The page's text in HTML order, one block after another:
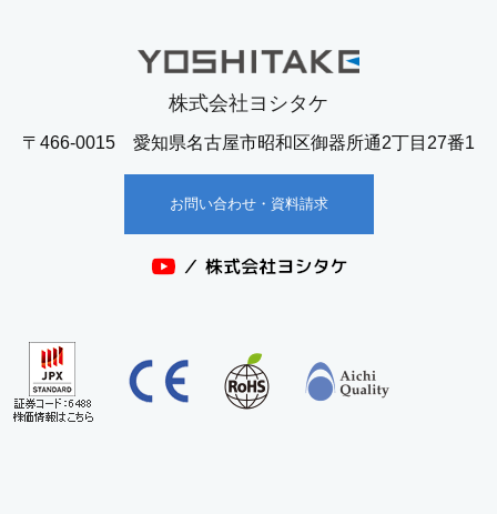
株式会社ヨシタケ
〒466-0015 愛知県名古屋市昭和区御器所通2丁目27番1
お問い合わせ・資料請求